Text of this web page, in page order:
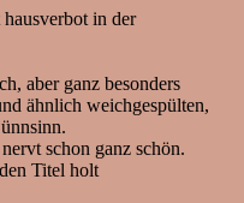
hausverbot in der
aber ganz besonders
ähnlich weichgespülten,
nervt schon ganz schön.
Titel holt